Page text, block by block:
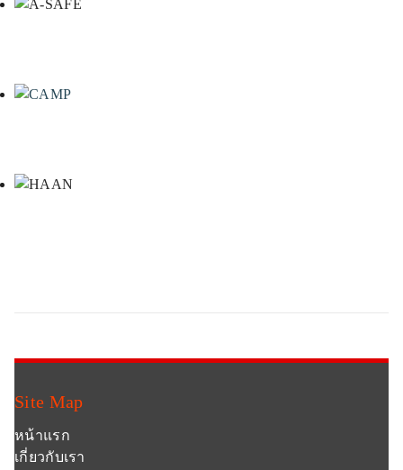
Site Map
หน้าแรก
เกี่ยวกับเรา